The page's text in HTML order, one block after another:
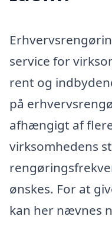
service for
rent og
på
afhængigt af
virksomhedens
ønskes. For at
kan her nævnes